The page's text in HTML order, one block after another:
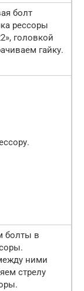
болт
рессоры
головкой
гайку.
болты в
ними
стрелу